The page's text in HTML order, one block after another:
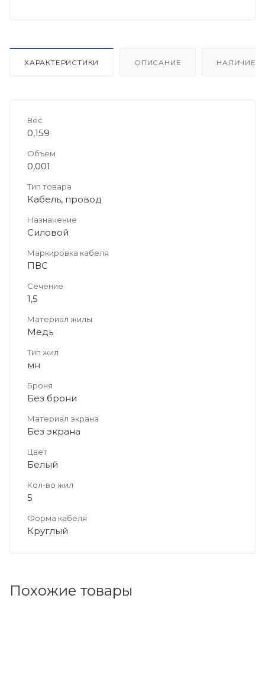
ХАРАКТЕРИСТИКИ ОПИСАНИЕ НАЛИЧИЕ
Вес
0,159
Объем
0,001
Тип товара
Кабель, провод
Назначение
Силовой
Маркировка кабеля
ПВС
Сечение
1,5
Материал жилы
Медь
Тип жил
мн
Броня
Без брони
Материал экрана
Без экрана
Цвет
Белый
Кол-во жил
5
Форма кабеля
Круглый
Похожие товары